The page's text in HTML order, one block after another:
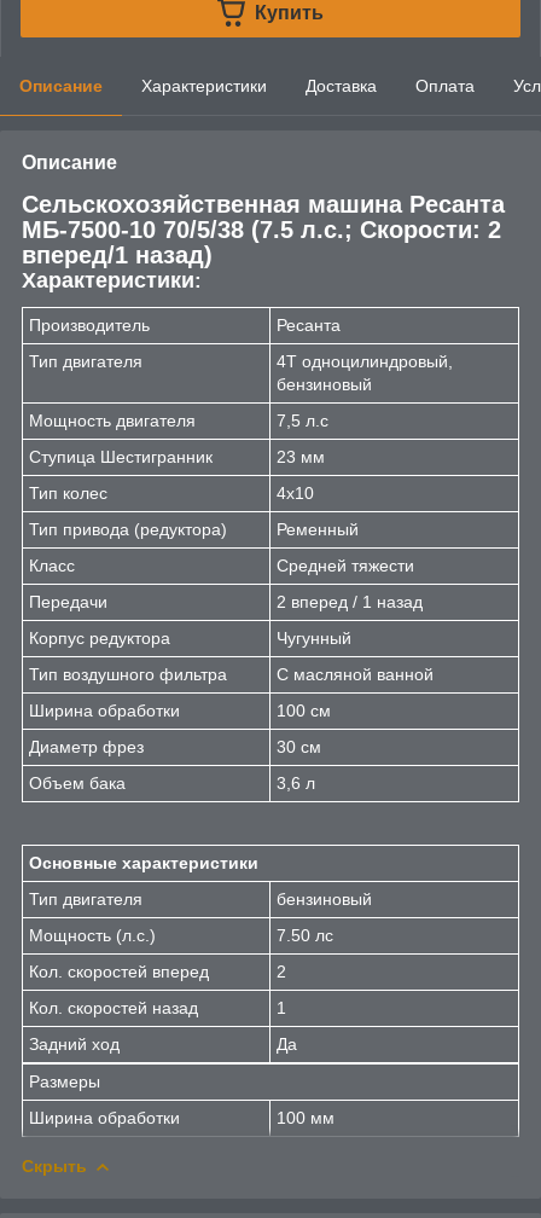
Купить
Описание Характеристики Доставка Оплата
Описание
Сельскохозяйственная машина Ресанта
МБ-7500-10 70/5/38 (7.5 л.с.; Скорости: 2
вперед/1 назад)
Характеристики:
Производитель
Ресанта
Тип двигателя
4Т одноцилиндровый,
бензиновый
Мощность двигателя
7,5 л.с
Ступица Шестигранник
23 мм
Тип колес
4х10
Тип привода (редуктора)
Ременный
Класс
Средней тяжести
Передачи
2 вперед / 1 назад
Корпус редуктора
Чугунный
Тип воздушного фильтра
С масляной ванной
Ширина обработки
100 см
Диаметр фрез
30 см
Объем бака
3,6 л
Основные характеристики
Тип двигателя
бензиновый
Мощность (л.с.)
7.50 лс
Кол. скоростей вперед
2
Кол. скоростей назад
1
Задний ход
Да
Размеры
Ширина обработки
100 мм
Скрыть